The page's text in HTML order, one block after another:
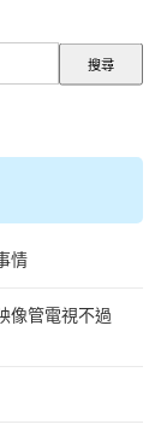
情
像管電視不過